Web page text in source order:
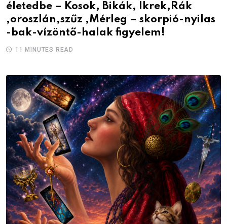
életedbe – Kosok, Bikák, Ikrek,Rák
,oroszlán,szűz ,Mérleg – skorpió-nyilas
-bak-vízöntő-halak figyelem!
11 MINUTES READ